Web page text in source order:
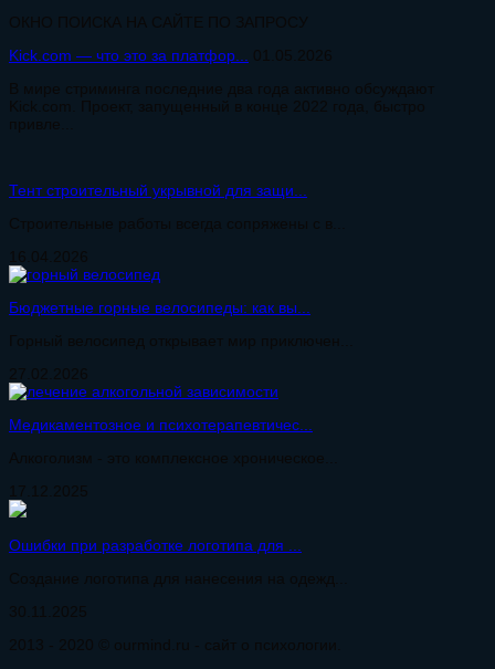
ОКНО ПОИСКА НА САЙТЕ ПО ЗАПРОСУ
Kick.com — что это за платфор... 01.05.2026
В мире стриминга последние два года активно обсуждают
Kick.com. Проект, запущенный в конце 2022 года, быстро
привле...
Тент строительный укрывной для защи...
Строительные работы всегда сопряжены с в...
16.04.2026
Бюджетные горные велосипеды: как вы...
Горный велосипед открывает мир приключен...
27.02.2026
Медикаментозное и психотерапевтичес...
Алкоголизм - это комплексное хроническое...
17.12.2025
Ошибки при разработке логотипа для ...
Создание логотипа для нанесения на одежд...
30.11.2025
2013 - 2020 © ourmind.ru - сайт о психологии.